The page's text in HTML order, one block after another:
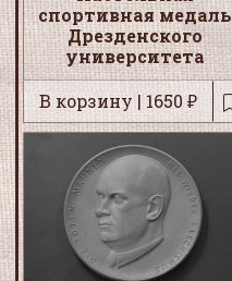
спортивная медаль
Дрезденского
университета
В корзину | 1650 ₽